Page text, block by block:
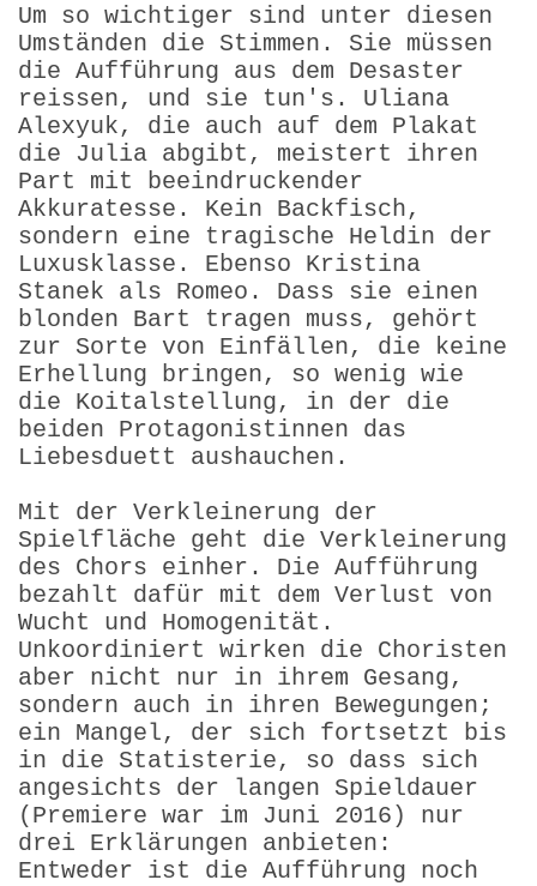
Um so wichtiger sind unter diesen
Umständen die Stimmen. Sie müssen
die Aufführung aus dem Desaster
reissen, und sie tun's. Uliana
Alexyuk, die auch auf dem Plakat
die Julia abgibt, meistert ihren
Part mit beeindruckender
Akkuratesse. Kein Backfisch,
sondern eine tragische Heldin der
Luxusklasse. Ebenso Kristina
Stanek als Romeo. Dass sie einen
blonden Bart tragen muss, gehört
zur Sorte von Einfällen, die keine
Erhellung bringen, so wenig wie
die Koitalstellung, in der die
beiden Protagonistinnen das
Liebesduett aushauchen.
Mit der Verkleinerung der
Spielfläche geht die Verkleinerung
des Chors einher. Die Aufführung
bezahlt dafür mit dem Verlust von
Wucht und Homogenität.
Unkoordiniert wirken die Choristen
aber nicht nur in ihrem Gesang,
sondern auch in ihren Bewegungen;
ein Mangel, der sich fortsetzt bis
in die Statisterie, so dass sich
angesichts der langen Spieldauer
(Premiere war im Juni 2016) nur
drei Erklärungen anbieten:
Entweder ist die Aufführung noch